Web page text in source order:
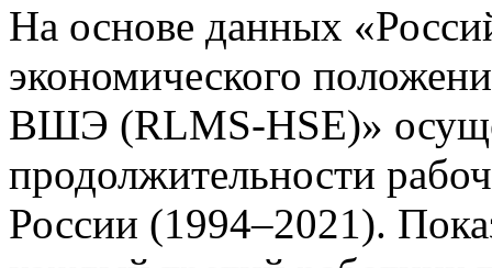
На основе данных
экономического
ВШЭ (RLMS-HSE)»
продолжительности
России (1994–2021).